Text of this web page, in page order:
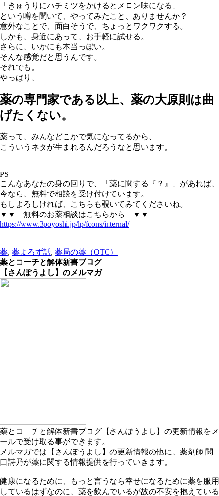
「きゅうりにハチミツをかけるとメロン味になる」
という噂を聞いて、やってみたこと、ありませんか？
意外なことで、面白そうで、ちょっとワクワクする。
しかも、身近にあって、お手軽に試せる。
さらに、いかにも本当っぽい。
そんな感覚だと思うんです。
それでも。
やっぱり、
薬の専門家である以上、薬の大原則は曲
げたくない。
薬って、みんなどこかで気になってるから、
こういうネタが生まれるんだろうなと思います。
PS
こんなあなたの身の回りで、「薬に関する『？』」があれば、
今なら、無料で相談を受け付けています。
もしよろしければ、こちらも覗いてみてくださいね。
▼▼ 無料のお薬相談はこちらから ▼▼
https://www.3poyoshi.jp/lp/fcons/internal/
薬, 薬よろず話, 薬局の薬（OTC）
薬とコーチと解体新書ブログ
【さんぽうよし】のメルマガ
薬とコーチと解体新書ブログ【さんぽうよし】の更新情報をメ
ールで受け取る事ができます。
メルマガでは【さんぽうよし】の更新情報の他に、薬剤師 関
口詩乃が薬に関する情報提供を行っていきます。
健康になるために、もっと言うなら幸せになるために薬を服用
しているはずなのに、薬を飲んでいるが故の不安を抱えている